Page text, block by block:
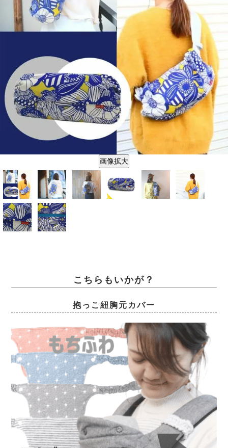
画像拡大
こちらもいかが？
抱っこ紐胸元カバー